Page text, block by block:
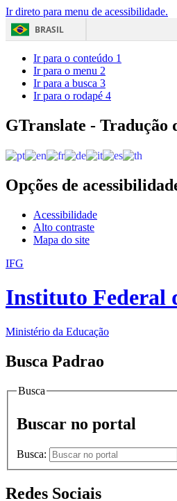
Ir direto para menu de acessibilidade.
BRASIL
Ir para o conteúdo 1
Ir para o menu 2
Ir para a busca 3
Ir para o rodapé 4
GTranslate - Tradução
Opções de
Acessibilidade
Alto contraste
Mapa do site
IFG
Instituto Federal
Ministério da Educação
Busca Padrao
Busca
Buscar no portal
Busca:
Redes Sociais